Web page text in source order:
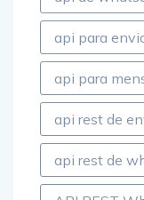
api de
api para
api para
api rest de
api rest de